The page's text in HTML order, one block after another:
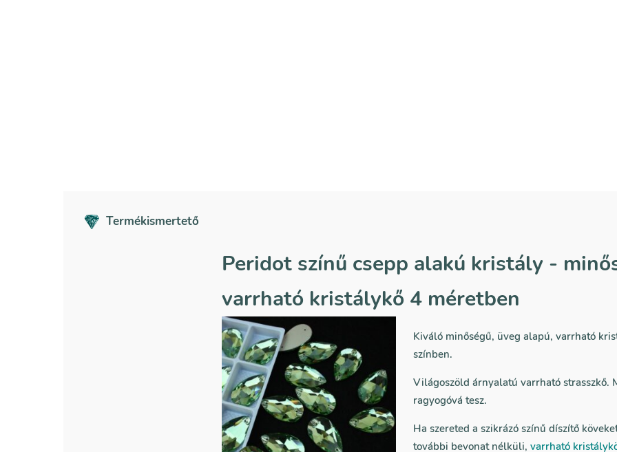
Termékismertető
Peridot színű csepp alakú kristály -
varrható kristálykő 4 méretben
Kiváló minőségű, üveg alapú, varrható
színben.
Világoszöld árnyalatú varrható strasszkő.
ragyogóvá tesz.
Ha szereted a szikrázó színű díszítő
további bevonat nélküli,varrható